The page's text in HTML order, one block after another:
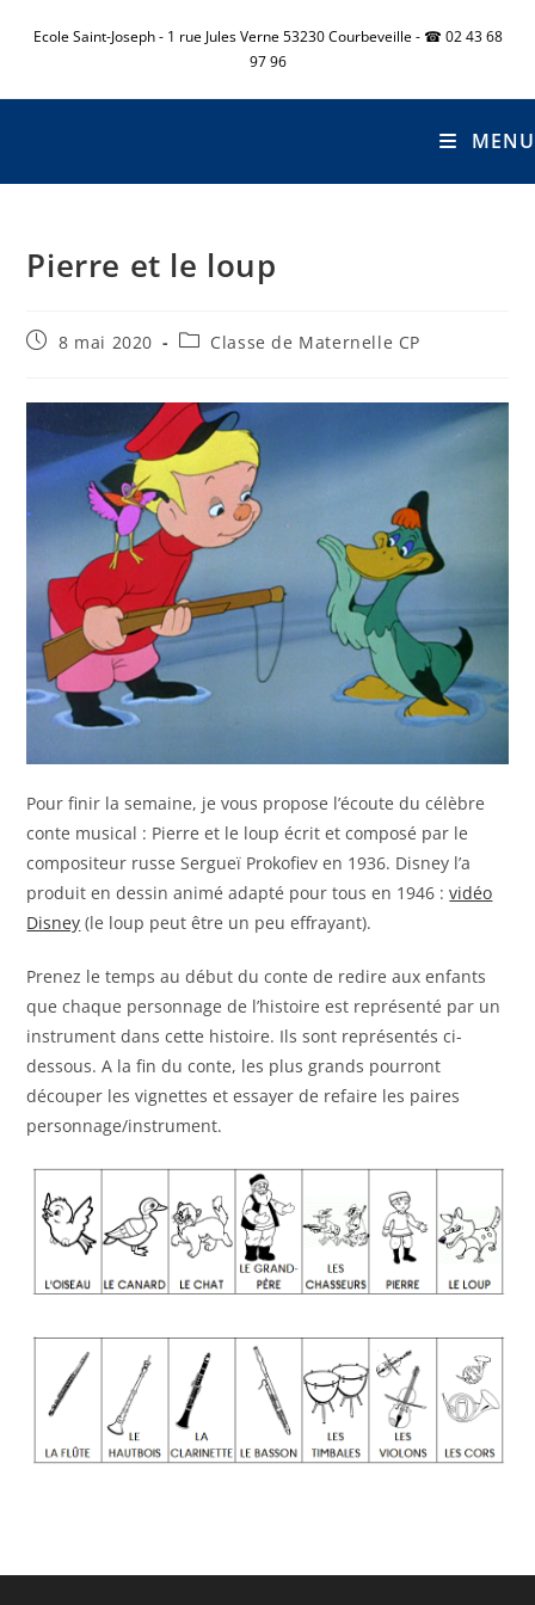
Ecole Saint-Joseph - 1 rue Jules Verne 53230 Courbeveille - ☎ 02 43 68
97 96
MENU
Pierre et le loup
8 mai 2020 Classe de Maternelle CP
Pour finir la semaine, je vous propose l’écoute du célèbre
conte musical : Pierre et le loup écrit et composé par le
compositeur russe Sergueï Prokofiev en 1936. Disney l’a
produit en dessin animé adapté pour tous en 1946 :vidéo
Disney (le loup peut être un peu effrayant).
Prenez le temps au début du conte de redire aux enfants
que chaque personnage de l’histoire est représenté par un
instrument dans cette histoire. Ils sont représentés ci-
dessous. A la fin du conte, les plus grands pourront
découper les vignettes et essayer de refaire les paires
personnage/instrument.